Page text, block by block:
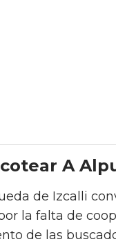
A
de Izcalli
la falta de
de las